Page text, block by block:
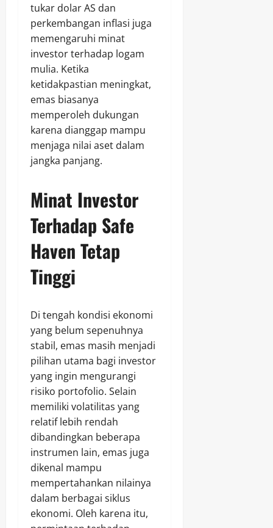
tukar dolar AS dan
perkembangan inflasi juga
memengaruhi minat
investor terhadap logam
mulia. Ketika
ketidakpastian meningkat,
emas biasanya
memperoleh dukungan
karena dianggap mampu
menjaga nilai aset dalam
jangka panjang.
Minat Investor
Terhadap Safe
Haven Tetap
Tinggi
Di tengah kondisi ekonomi
yang belum sepenuhnya
stabil, emas masih menjadi
pilihan utama bagi investor
yang ingin mengurangi
risiko portofolio. Selain
memiliki volatilitas yang
relatif lebih rendah
dibandingkan beberapa
instrumen lain, emas juga
dikenal mampu
mempertahankan nilainya
dalam berbagai siklus
ekonomi. Oleh karena itu,